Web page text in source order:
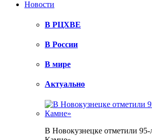
Новости
В РЦХВЕ
В России
В мире
Актуально
В Новокузнецке отметили 95-